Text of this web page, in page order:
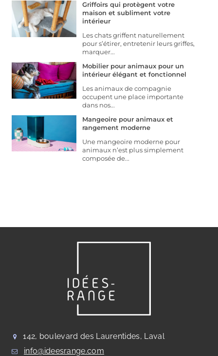
Griffoirs qui protègent votre
maison et subliment votre
intérieur
Les chats griffent naturellement
pour s’étirer, entretenir leurs griffes,
marquer...
Mobilier pour animaux pour un
intérieur élégant et fonctionnel
Les animaux de compagnie
occupent une place importante
dans nos...
Mangeoire pour animaux et
rangement moderne
Une mangeoire moderne pour
animaux n’est plus simplement
composée de...
142, boulevard des Laurentides, Laval
info@ideesrange.com